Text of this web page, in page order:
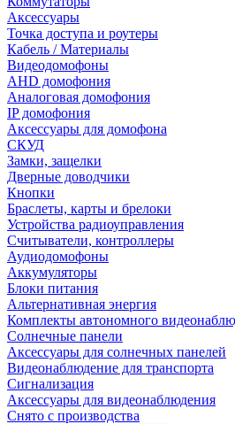
Аксессуары
Точка доступа и роутеры
Кабель / Материалы
Видеодомофоны
AHD домофония
Аналоговая домофония
IP домофония
Аксессуары для домофона
СКУД
Замки, защелки
Дверные доводчики
Кнопки
Браслеты, карты и брелоки
Устройства радиоуправления
Считыватели, контроллеры
Аудиодомофоны
Аккумуляторы
Блоки питания
Альтернативная энергия
Комплекты автономного
Солнечные панели
Аксессуары для солнечных панелей
Видеонаблюдение для транспорта
Сигнализация
Аксессуары для видеонаблюдения
Снято с производства